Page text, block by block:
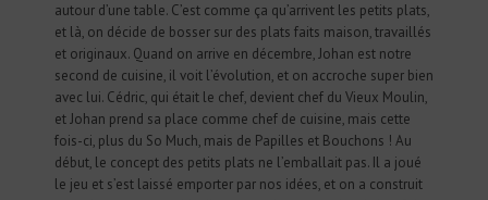
autour d’une table. C’est comme ça qu’arrivent les petits plats,
et là, on décide de bosser sur des plats faits maison, travaillés
et originaux. Quand on arrive en décembre, Johan est notre
second de cuisine, il voit l’évolution, et on accroche super bien
avec lui. Cédric, qui était le chef, devient chef du Vieux Moulin,
et Johan prend sa place comme chef de cuisine, mais cette
fois-ci, plus du So Much, mais de Papilles et Bouchons ! Au
début, le concept des petits plats ne l’emballait pas. Il a joué
le jeu et s’est laissé emporter par nos idées, et on a construit